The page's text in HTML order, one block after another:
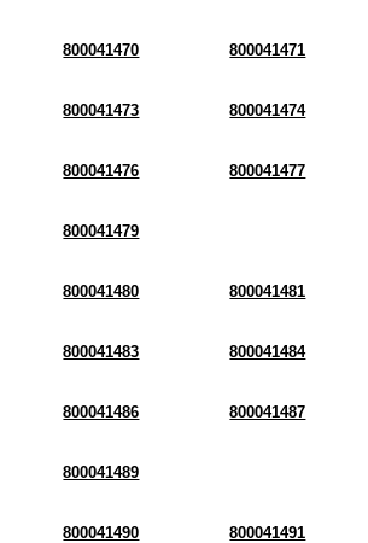
800041470 800041471
800041473 800041474
800041476 800041477
800041479
800041480 800041481
800041483 800041484
800041486 800041487
800041489
800041490 800041491